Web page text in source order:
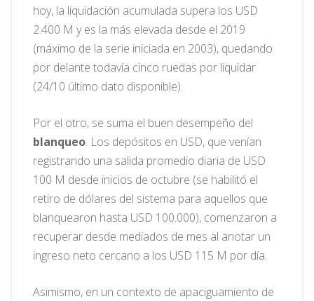
hoy, la liquidación acumulada supera los USD
2.400 M y es la más elevada desde el 2019
(máximo de la serie iniciada en 2003), quedando
por delante todavía cinco ruedas por liquidar
(24/10 último dato disponible).
Por el otro, se suma el buen desempeño del
blanqueo. Los depósitos en USD, que venían
registrando una salida promedio diaria de USD
100 M desde inicios de octubre (se habilitó el
retiro de dólares del sistema para aquellos que
blanquearon hasta USD 100.000), comenzaron a
recuperar desde mediados de mes al anotar un
ingreso neto cercano a los USD 115 M por día.
Asimismo, en un contexto de apaciguamiento de